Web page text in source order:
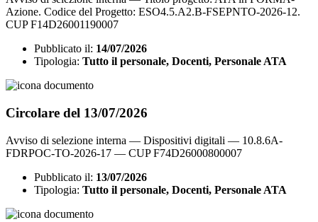
Azione. Codice del Progetto: ESO4.5.A2.B-FSEPNTO-2026-12.
CUP F14D26001190007
Pubblicato il: 14/07/2026
Tipologia: Tutto il personale, Docenti, Personale ATA
Circolare del 13/07/2026
Avviso di selezione interna — Dispositivi digitali — 10.8.6A-
FDRPOC-TO-2026-17 — CUP F74D26000800007
Pubblicato il: 13/07/2026
Tipologia: Tutto il personale, Docenti, Personale ATA